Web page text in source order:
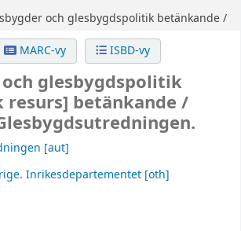
och glesbygdspolitik betänkande /
MARC-vy ISBD-vy
glesbygdspolitik
resurs] betänkande /
[aut]
Inrikesdepartementet [oth]